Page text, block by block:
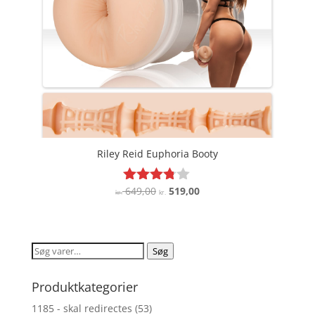
Riley Reid Euphoria Booty
Vurderet
kr.649,00 Den
kr. 649,00.
kr.519,00Den
Søg
Søg
Produktkategorier
1185 - skal redirectes (53)